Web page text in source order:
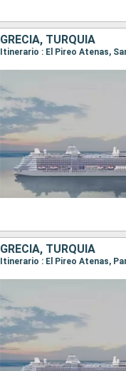
GRECIA, TURQUÍA
Itinerario : El Pireo Atenas,
GRECIA, TURQUÍA
Itinerario : El Pireo Atenas,